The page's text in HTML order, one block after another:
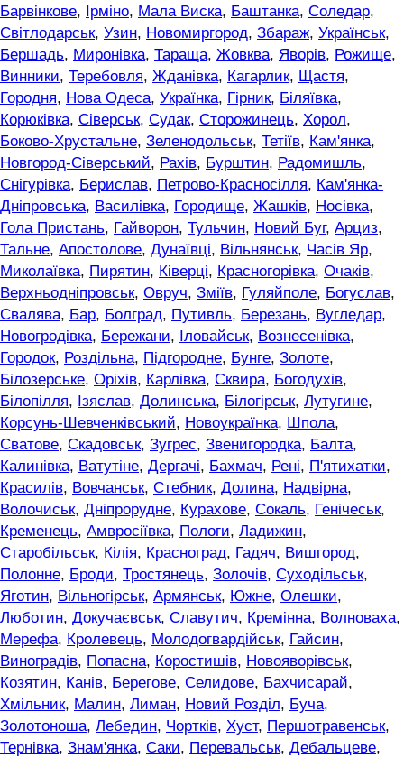
Барвінкове, Ірміно, Мала Виска, Баштанка, Соледар,
Світлодарськ, Узин, Новомиргород, Збараж, Українськ,
Бершадь, Миронівка, Тараща, Жовква, Яворів, Рожище,
Винники, Теребовля, Жданівка, Кагарлик, Щастя,
Городня, Нова Одеса, Українка, Гірник, Біляївка,
Корюківка, Сіверськ, Судак, Сторожинець, Хорол,
Боково-Хрустальне, Зеленодольськ, Тетіїв, Кам'янка,
Новгород-Сіверський, Рахів, Бурштин, Радомишль,
Снігурівка, Берислав, Петрово-Красносілля, Кам'янка-
Дніпровська, Василівка, Городище, Жашків, Носівка,
Гола Пристань, Гайворон, Тульчин, Новий Буг, Арциз,
Тальне, Апостолове, Дунаївці, Вільнянськ, Часів Яр,
Миколаївка, Пирятин, Ківерці, Красногорівка, Очаків,
Верхньодніпровськ, Овруч, Зміїв, Гуляйполе, Богуслав,
Свалява, Бар, Болград, Путивль, Березань, Вугледар,
Новогродівка, Бережани, Іловайськ, Вознесенівка,
Городок, Роздільна, Підгородне, Бунге, Золоте,
Білозерське, Оріхів, Карлівка, Сквира, Богодухів,
Білопілля, Ізяслав, Долинська, Білогірськ, Лутугине,
Корсунь-Шевченківський, Новоукраїнка, Шпола,
Сватове, Скадовськ, Зугрес, Звенигородка, Балта,
Калинівка, Ватутіне, Дергачі, Бахмач, Рені, П'ятихатки,
Красилів, Вовчанськ, Стебник, Долина, Надвірна,
Волочиськ, Дніпрорудне, Курахове, Сокаль, Генічеськ,
Кременець, Амвросіївка, Пологи, Ладижин,
Старобільськ, Кілія, Красноград, Гадяч, Вишгород,
Полонне, Броди, Тростянець, Золочів, Суходільськ,
Яготин, Вільногірськ, Армянськ, Южне, Олешки,
Люботин, Докучаєвськ, Славутич, Кремінна, Волноваха,
Мерефа, Кролевець, Молодогвардійськ, Гайсин,
Виноградів, Попасна, Коростишів, Новояворівськ,
Козятин, Канів, Берегове, Селидове, Бахчисарай,
Хмільник, Малин, Лиман, Новий Розділ, Буча,
Золотоноша, Лебедин, Чортків, Хуст, Першотравенськ,
Тернівка, Знам'янка, Саки, Перевальськ, Дебальцеве,